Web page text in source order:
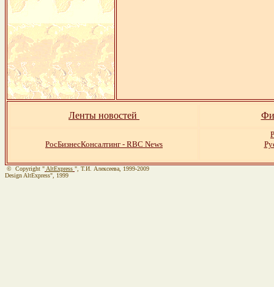
Ленты новостей
РосБизнесКонсалтинг - RBC News
© Copyright " AltExpress ", Т.И. Алекcеева, 1999-2009
Design AltExpress", 1999